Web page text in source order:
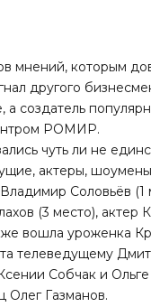
мнений, которым
другого
а создатель
РОМИР.
чуть ли не
актеры,
Соловьёв
(3 место), актер
вошла уроженка
телеведущему
Собчак и
Олег Газманов.